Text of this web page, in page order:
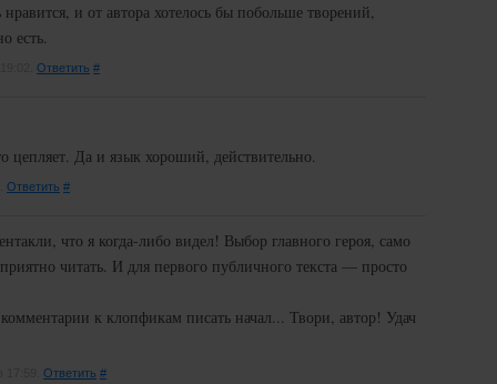
и от автора хотелось бы побольше творений,
есть.
Ответить #
цепляет. Да и язык хороший, действительно.
Ответить #
что я когда-либо видел! Выбор главного героя, само
читать. И для первого публичного текста — просто
к клопфикам писать начал... Твори, автор! Удач
Ответить #